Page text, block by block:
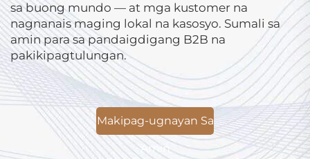
sa buong mundo — at mga kustomer na
nagnanais maging lokal na kasosyo. Sumali sa
amin para sa pandaigdigang B2B na
pakikipagtulungan.
Makipag-ugnayan Sa
Amin